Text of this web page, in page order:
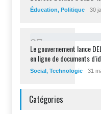
Éducation, Politique 30
87
Le gouvernement lance
en ligne de documents
Social , Technologie 31
Catégories